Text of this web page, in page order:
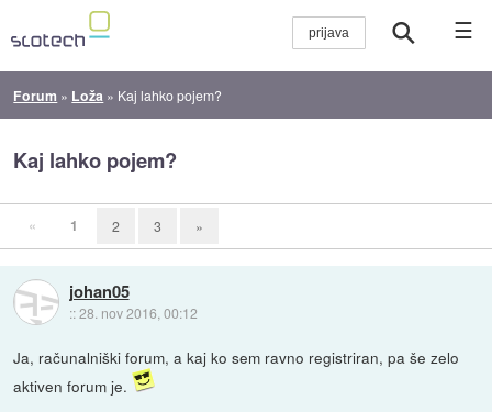
☰
Forum » Loža » Kaj lahko pojem?
Kaj lahko pojem?
« 1 2 3 »
johan05
::28. nov 2016, 00:12
Ja, računalniški forum, a kaj ko sem ravno registriran, pa še zelo
aktiven forum je.